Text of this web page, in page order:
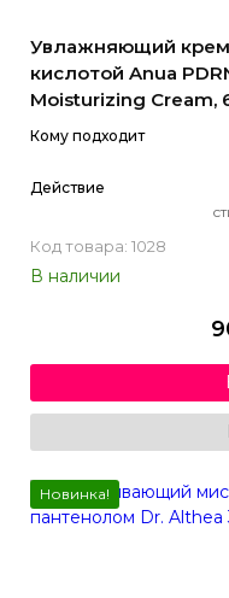
Увлажняющий крем
кислотой Anua
Moisturizing Cream,
Кому подходит
Действие
Код товара: 1028
В наличии
Новинка!